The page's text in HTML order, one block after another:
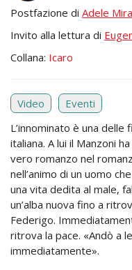
Postfazione di Adele
Invito alla lettura di
Collana: Icaro
Video
Eventi
L’innominato è una
italiana. A lui il Manzoni
vero romanzo nel
nell’animo di un uomo
una vita dedita al male,
un’alba nuova fino a
Federigo.
ritrova la pace. «Andò a
immediatamente».